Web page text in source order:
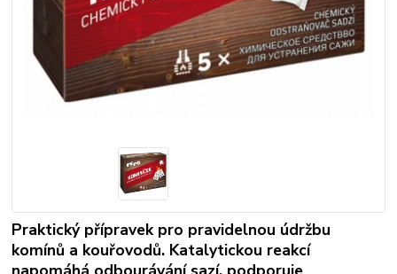
Praktický přípravek pro pravidelnou údržbu
komínů a kouřovodů. Katalytickou reakcí